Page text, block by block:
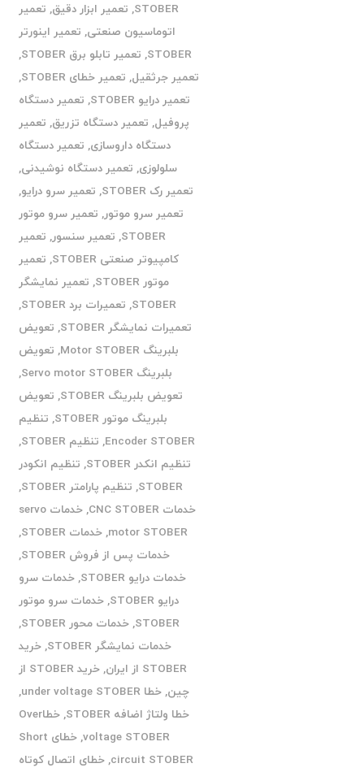
STOBER
, تعمیر ابزار دقیق, تعمیر
اتوماسیون صنعتی, تعمیر اینورتر
STOBER
, تعمیر تابلو برق STOBER
,
تعمیر جرثقیل, تعمیر خطای STOBER
,
تعمیر درایو STOBER
, تعمیر دستگاه
پروفیل, تعمیر دستگاه تزریق, تعمیر
دستگاه داروسازی, تعمیر دستگاه
سلولوزی, تعمیر دستگاه نوشیدنی,
تعمیر رک STOBER
, تعمیر سرو درایو,
تعمیر سرو موتور, تعمیر سرو موتور
STOBER
, تعمیر سنسور, تعمیر
کامپیوتر صنعتی STOBER
, تعمیر
موتور STOBER
, تعمیر نمایشگر
STOBER
, تعمیرات برد STOBER
,
تعمیرات نمایشگر STOBER
, تعویض
بلبرینگ Motor STOBER
, تعویض
بلبرینگ Servo motor STOBER
,
تعویض بلبرینگ STOBER
, تعویض
بلبرینگ موتور STOBER
, تنظیم
Encoder STOBER
, تنظیم STOBER
,
تنظیم انکدر STOBER
, تنظیم انکودر
STOBER
, تنظیم پارامتر STOBER
,
خدمات CNC STOBER
,
خدمات servo
motor STOBER
,خدمات STOBER
,
خدمات پس از فروش STOBER
,
خدمات درایو STOBER
,خدمات سرو
درایو STOBER
,خدمات سرو موتور
STOBER
,خدمات محور STOBER
,
خدمات نمایشگر STOBER
,خرید
STOBER از ایران
,
خرید STOBER از
چین,خطا under voltage STOBER
,
خطا ولتاژ اضافه STOBER
,
خطاOver
voltage STOBER
,
خطای Short
circuit STOBER
,خطای اتصال کوتاه